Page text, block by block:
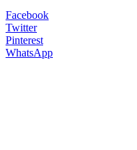
Facebook
Twitter
Pinterest
WhatsApp